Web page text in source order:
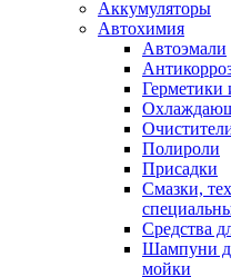
Аккумуляторы
Автохимия
Автоэмали
Герметики
Полироли
Присадки
Смазки,
Средства
Шампуни
мойки